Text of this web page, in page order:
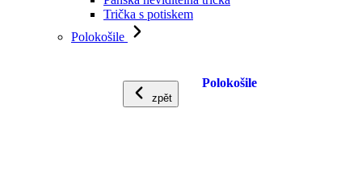
Trička s potiskem
Polokošile
zpět
Polokošile